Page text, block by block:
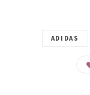
ADIDAS